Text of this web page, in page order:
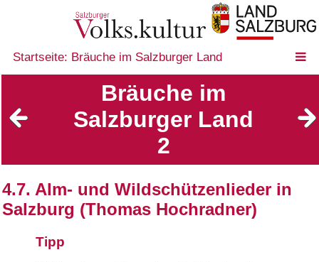
Startseite: Bräuche im Salzburger Land
Bräuche im
Salzburger Land
2
4.7. Alm- und Wildschützenlieder in
Salzburg (Thomas Hochradner)
Tipp